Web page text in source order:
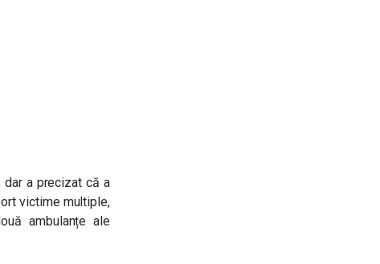
dar a precizat că a
victime multiple,
ambulanțe ale